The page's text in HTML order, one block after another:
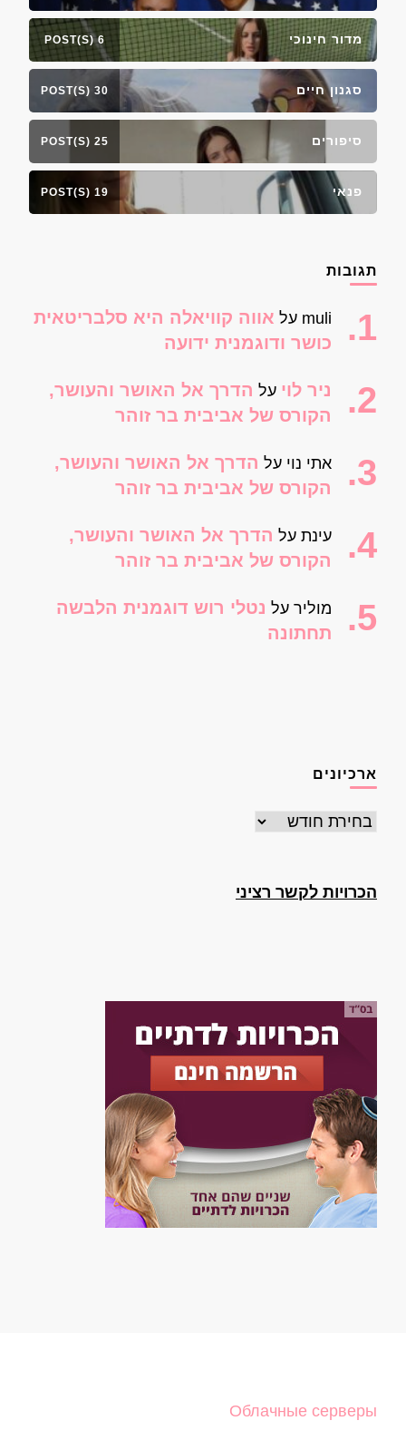
מדור חינוכי 6 POST(S)
סגנון חיים 30 POST(S)
סיפורים 25 POST(S)
פנאי 19 POST(S)
תגובות
muli על אווה קוויאלה היא סלבריטאית
כושר ודוגמנית ידועה
ניר לוי על הדרך אל האושר והעושר,
הקורס של אביבית בר זוהר
אתי נוי על הדרך אל האושר והעושר,
הקורס של אביבית בר זוהר
עינת על הדרך אל האושר והעושר,
הקורס של אביבית בר זוהר
מוליר על נטלי רוש דוגמנית הלבשה
תחתונה
ארכיונים
ארכיונים
הכרויות לקשר רציני
Облачные серверы